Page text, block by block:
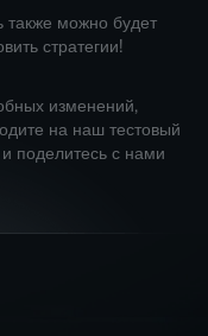
также можно будет
стратегии!
изменений,
на наш тестовый
поделитесь с нами